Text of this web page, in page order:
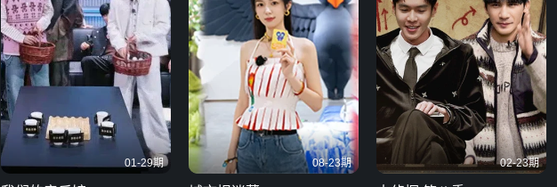
01-29期 08-23期 02-23期